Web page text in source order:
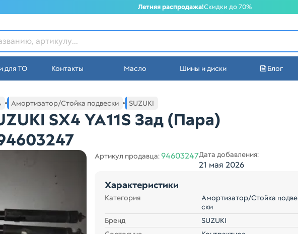
Летняя распродажа!Скидки до 70%
в Екатеринбурге
для ТО Контакты Масло Шины и диски Блог
автозапчастей в Екатеринбурге
Амортизатор/Стойка подвески SUZUKI
SX4 YA11S Зад (Пара)
Артикул продавца:94603247Дата добавления:
21 мая 2026
Характеристики
Категория
Амортизатор/Стойка подве
ски
Бренд
SUZUKI